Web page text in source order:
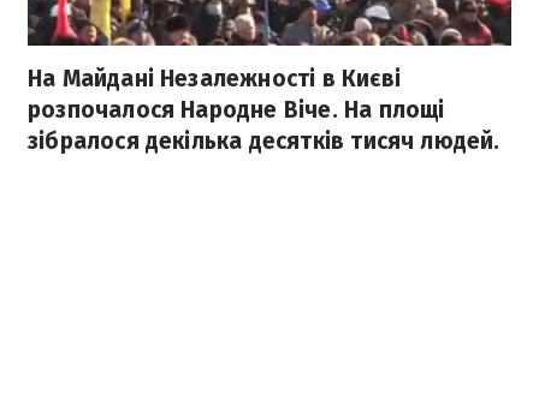
На Майдані Незалежності в Києві
розпочалося Народне Віче. На площі
зібралося декілька десятків тисяч людей.